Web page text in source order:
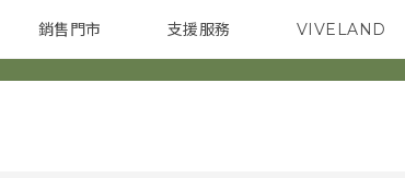
配件
校園專案 企業採購
銷售門市
銷售通路 支援服務 VIVELAND